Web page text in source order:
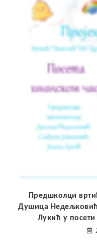
Предшколци
Душица Недељковић
Лукић у